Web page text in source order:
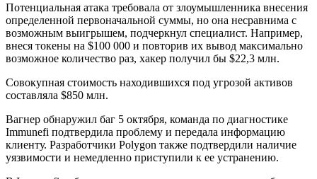
Потенциальная атака требовала от злоумышленника внесения
определенной первоначальной суммы, но она несравнима с
возможным выигрышем, подчеркнул специалист. Например,
внеся токены на $100 000 и повторив их вывод максимально
возможное количество раз, хакер получил бы $22,3 млн.
Совокупная стоимость находившихся под угрозой активов
составляла $850 млн.
Вагнер обнаружил баг 5 октября, команда по диагностике
Immunefi подтвердила проблему и передала информацию
клиенту. Разработчики Polygon также подтвердили наличие
уязвимости и немедленно приступили к ее устранению.